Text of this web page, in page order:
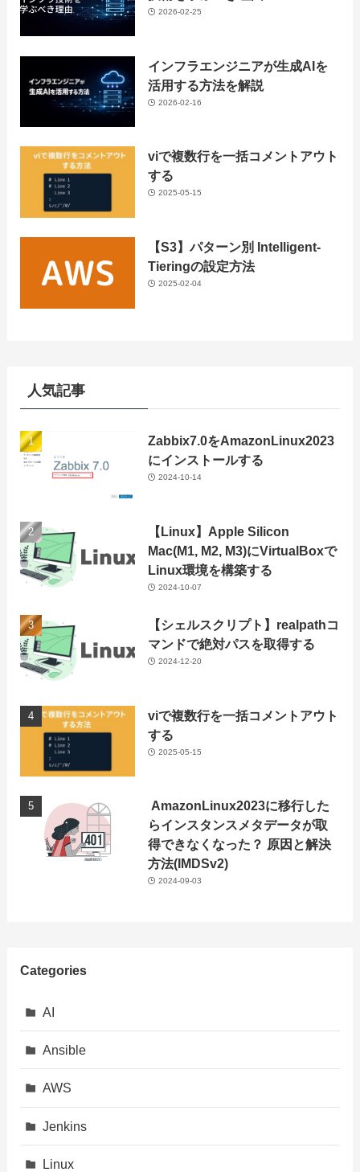
2026-02-25
インフラエンジニアが生成AIを
活用する方法を解説
2026-02-16
viで複数行を一括コメントアウト
する
2025-05-15
【S3】パターン別 Intelligent-
Tieringの設定方法
2025-02-04
人気記事
Zabbix7.0をAmazonLinux2023
にインストールする
2024-10-14
【Linux】Apple Silicon
Mac(M1, M2, M3)にVirtualBoxで
Linux環境を構築する
2024-10-07
【シェルスクリプト】realpathコ
マンドで絶対パスを取得する
2024-12-20
viで複数行を一括コメントアウト
する
2025-05-15
AmazonLinux2023に移行した
らインスタンスメタデータが取
得できなくなった？ 原因と解決
方法(IMDSv2)
2024-09-03
Categories
AI
Ansible
AWS
Jenkins
Linux